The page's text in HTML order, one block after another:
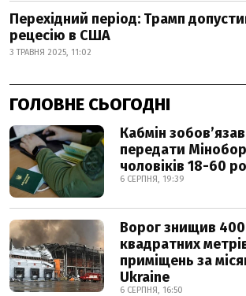
Перехідний період: Трамп
рецесію в США
3 ТРАВНЯ 2025, 11:02
ГОЛОВНЕ СЬОГОДНІ
Кабмін
передати
чоловіків 18-60
6 СЕРПНЯ, 19:39
Ворог знищив
квадратних
приміщень за
Ukraine
6 СЕРПНЯ, 16:50